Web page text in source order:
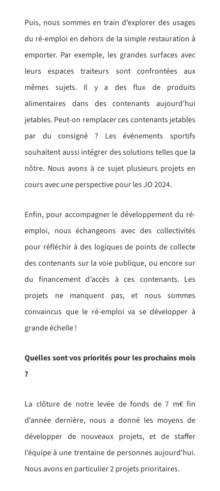
Puis, nous sommes en train d’explorer des usages
du ré-emploi en dehors de la simple restauration à
emporter. Par exemple, les grandes surfaces avec
leurs espaces traiteurs sont confrontées aux
mêmes sujets. Il y a des flux de produits
alimentaires dans des contenants aujourd’hui
jetables. Peut-on remplacer ces contenants jetables
par du consigné ? Les événements sportifs
souhaitent aussi intégrer des solutions telles que la
nôtre. Nous avons à ce sujet plusieurs projets en
cours avec une perspective pour les JO 2024.
Enfin, pour accompagner le développement du ré-
emploi, nous échangeons avec des collectivités
pour réfléchir à des logiques de points de collecte
des contenants sur la voie publique, ou encore sur
du financement d’accès à ces contenants. Les
projets ne manquent pas, et nous sommes
convaincus que le ré-emploi va se développer à
grande échelle !
Quelles sont vos priorités pour les prochains mois
?
La clôture de notre levée de fonds de 7 m€ fin
d’année dernière, nous a donné les moyens de
développer de nouveaux projets, et de staffer
l’équipe à une trentaine de personnes aujourd’hui.
Nous avons en particulier 2 projets prioritaires.